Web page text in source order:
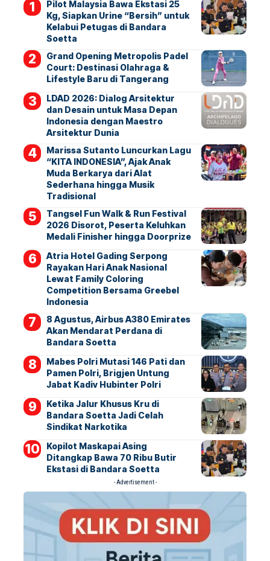
Pilot Malaysia Bawa Ekstasi 25
Kg, Siapkan Urine “Bersih” untuk
Kelabui Petugas di Bandara
Soetta
Grand Opening Metropolis Padel
Court: Destinasi Olahraga &
Lifestyle Baru di Tangerang
LDAD 2026: Dialog Arsitektur
dan Desain untuk Masa Depan
Indonesia dengan Maestro
Arsitektur Dunia
Marissa Sutanto Luncurkan Lagu
“KITA INDONESIA”, Ajak Anak
Muda Berkarya dari Alat
Sederhana hingga Musik
Tradisional
Tangsel Fun Walk & Run Festival
2026 Disorot, Peserta Keluhkan
Medali Finisher hingga Doorprize
Atria Hotel Gading Serpong
Rayakan Hari Anak Nasional
Lewat Family Coloring
Competition Bersama Greebel
Indonesia
8 Agustus, Airbus A380 Emirates
Akan Mendarat Perdana di
Bandara Soetta
Mabes Polri Mutasi 146 Pati dan
Pamen Polri, Brigjen Untung
Jabat Kadiv Hubinter Polri
Ketika Jalur Khusus Kru di
Bandara Soetta Jadi Celah
Sindikat Narkotika
Kopilot Maskapai Asing
Ditangkap Bawa 70 Ribu Butir
Ekstasi di Bandara Soetta
- Advertisement -